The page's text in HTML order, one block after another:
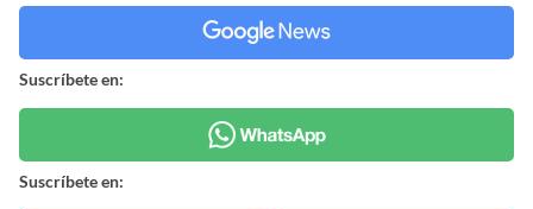
Suscríbete en:
Suscríbete en: